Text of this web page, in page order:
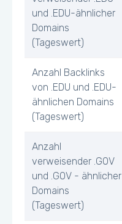
und .EDU-ähnlicher
Domains
(Tageswert)
Anzahl Backlinks
von .EDU und .EDU-
ähnlichen Domains
(Tageswert)
Anzahl
verweisender .GOV
und .GOV - ähnlicher
Domains
(Tageswert)